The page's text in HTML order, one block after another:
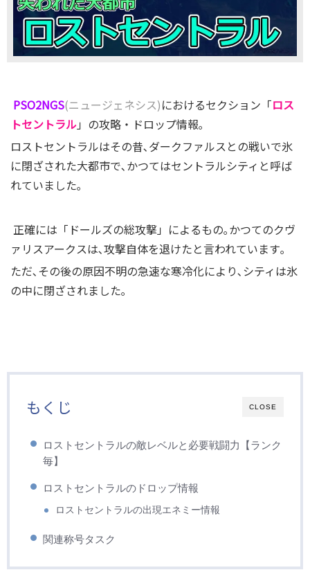
PSO2NGS(ニュージェネシス)におけるセクション「ロス
トセントラル」の攻略・ドロップ情報｡
ロストセントラルはその昔､ダークファルスとの戦いで氷
に閉ざされた大都市で､かつてはセントラルシティと呼ば
れていました｡
正確には「ドールズの総攻撃」によるもの｡かつてのクヴ
ァリスアークスは､攻撃自体を退けたと言われています｡
ただ､その後の原因不明の急速な寒冷化により､シティは氷
の中に閉ざされました｡
CLOSE
もくじ
ロストセントラルの敵レベルと必要戦闘力【ランク
毎】
ロストセントラルのドロップ情報
ロストセントラルの出現エネミー情報
関連称号タスク